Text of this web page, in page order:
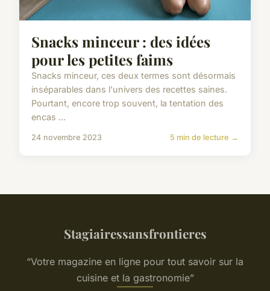
Snacks minceur : des idées
pour les petites faims
Snacks minceur, ces deux termes sont désormais
inséparables dans l'univers des recettes saines.
Pourtant, encore trop souvent, la tentation des
encas ...
24 novembre 2023 5 min de lecture →
Stagiairessansfrontieres
“Votre magazine en ligne pour tout savoir sur la
cuisine et la gastronomie”